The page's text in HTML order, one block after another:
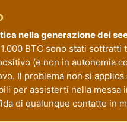
nella generazione dei
BTC sono stati sottratti
(e non in autonomia
Il problema non si
per assisterti nella
di qualunque contatto in